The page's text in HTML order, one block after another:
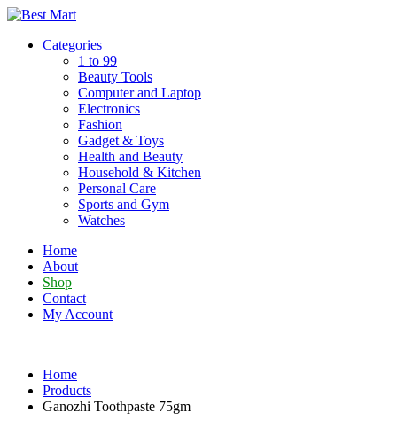
Skip
contentCategories
1 to 99
Beauty Tools
Computer and Laptop
Electronics
Fashion
Gadget & Toys
Health and Beauty
Household & Kitchen
Personal Care
Sports and Gym
Watches
Home
About
Shop
Contact
My Account
Home
Products
Ganozhi Toothpaste 75gm